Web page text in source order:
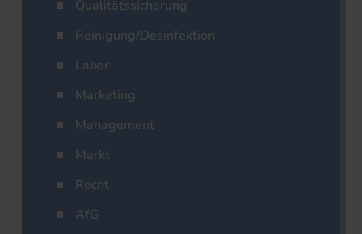
Qualitätssicherung
Reinigung/Desinfektion
Labor
Marketing
Management
Markt
Recht
AfG